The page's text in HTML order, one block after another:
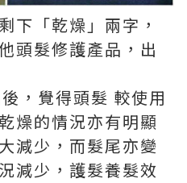
下「乾燥」兩字，
頭髮修護產品，出
，覺得頭髮 較使用
燥的情況亦有明顯
減少，而髮尾亦變
減少，護髮養髮效